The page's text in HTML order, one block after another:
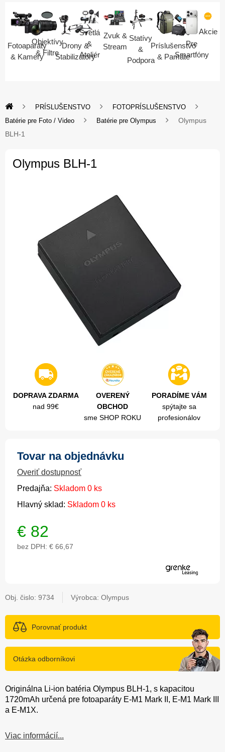
Fotoaparáty
& Kamery
Objektívy
& Filtre
Drony &
Stabilizátory
Svetlá
&
Ateliér
Zvuk &
Stream
Statívy
&
Podpora
Príslušenstvo
& Pamäte
Pre
Smartfóny
Akcie
PRÍSLUŠENSTVO
FOTOPRÍSLUŠENSTVO
Batérie pre Foto / Video
Batérie pre Olympus
Olympus
BLH-1
Olympus BLH-1
DOPRAVA ZDARMA
nad 99€
OVERENÝ
OBCHOD
sme SHOP ROKU
PORADÍME VÁM
spýtajte sa
profesionálov
Tovar na objednávku
Overiť dostupnosť
Predajňa: Skladom 0 ks
Hlavný sklad: Skladom 0 ks
€ 82
bez DPH: € 66,67
Obj. čislo: 9734 Výrobca: Olympus
Porovnať produkt
Otázka odborníkovi
Originálna Li-ion batéria Olympus BLH-1, s kapacitou
1720mAh určená pre fotoaparáty E-M1 Mark II, E-M1 Mark III
a E-M1X.
Viac informácií...